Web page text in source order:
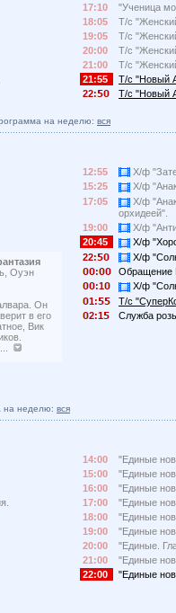
17:10
"Ученица
18:05
Т/с
19:05
Т/с
20:00
Т/с
21:00
Т/с
21:55
Т/с "Новый
22:
Т/с "Новый
на неделю: вся
Оуэн
Он
в его
Вик
12:55
Х/ф
15:25
Х/ф
17:05
Х/ф
орхидеей".
19:00
Х/ф
20:45
Х/ф
22:
Х/ф
:
Обращение
:1
Х/ф
1:
Т/с
2:1
Служба
на неделю: вся
14:00
"Единые
15:00
"Единые
16:00
"Единые
17:00
"Единые
18:00
"Единые
19:00
"Единые
20:00
"Единые.
21:00
"Единые
22:00
"Единые